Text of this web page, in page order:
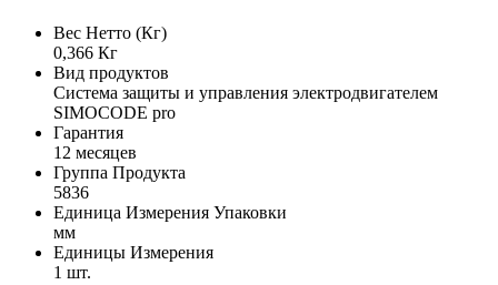
Вес Нетто (Кг)
0,366 Кг
Вид продуктов
Система защиты и управления электродвигателем
SIMOCODE pro
Гарантия
12 месяцев
Группа Продукта
5836
Единица Измерения Упаковки
мм
Единицы Измерения
1 шт.